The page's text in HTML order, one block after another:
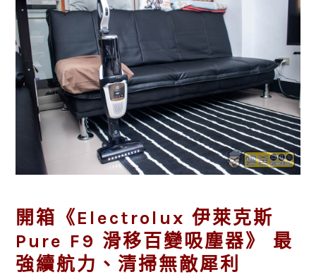
開箱《Electrolux 伊萊克斯
Pure F9 滑移百變吸塵器》 最
強續航力、清掃無敵犀利